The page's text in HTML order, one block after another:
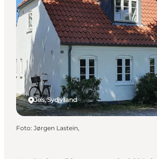
Jels, Sydjylland
Foto: Jørgen Lastein,